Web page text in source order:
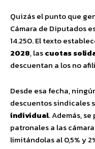
Quizás el punto que
Cámara de Diputados
14.250. El texto
2028, lascuotas
descuentan a los no
Desde esa fecha,
descuentos sindicales
individual. Además,
patronales a las
limitándolas al 0,5% y